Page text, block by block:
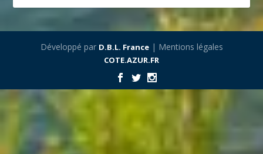
Développé par D.B.L. France| Mentions légales
COTE.AZUR.FR